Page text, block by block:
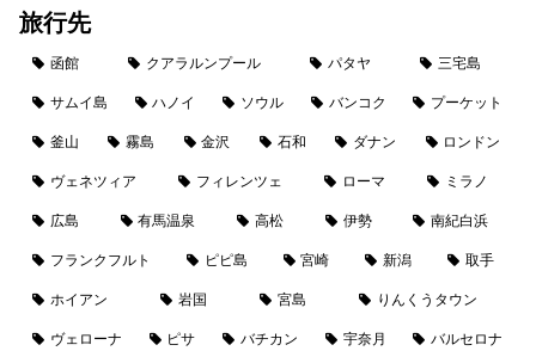
旅行先
函館 クアラルンプール パタヤ 三宅島
サムイ島 ハノイ ソウル バンコク プーケット
釜山 霧島 金沢 石和 ダナン ロンドン
ヴェネツィア フィレンツェ ローマ ミラノ
広島 有馬温泉 高松 伊勢 南紀白浜
フランクフルト ピピ島 宮崎 新潟 取手
ホイアン 岩国 宮島 りんくうタウン
ヴェローナ ピサ バチカン 宇奈月 バルセロナ